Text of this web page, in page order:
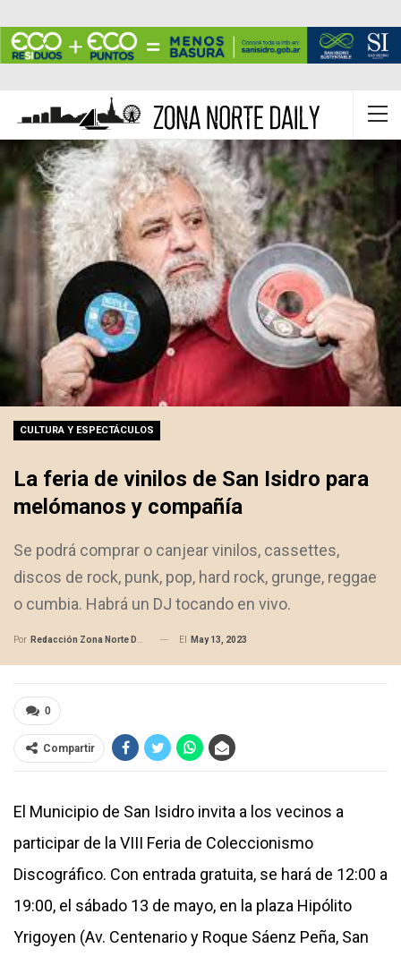
CULTURA Y ESPECTÁCULOS
La feria de vinilos de San Isidro para
melómanos y compañía
Se podrá comprar o canjear vinilos, cassettes,
discos de rock, punk, pop, hard rock, grunge, reggae
o cumbia. Habrá un DJ tocando en vivo.
Por Redacción Zona Norte Daily El May 13, 2023
0
Compartir
El Municipio de San Isidro invita a los vecinos a
participar de la VIII Feria de Coleccionismo
Discográfico. Con entrada gratuita, se hará de 12:00 a
19:00, el sábado 13 de mayo, en la plaza Hipólito
Yrigoyen (Av. Centenario y Roque Sáenz Peña, San